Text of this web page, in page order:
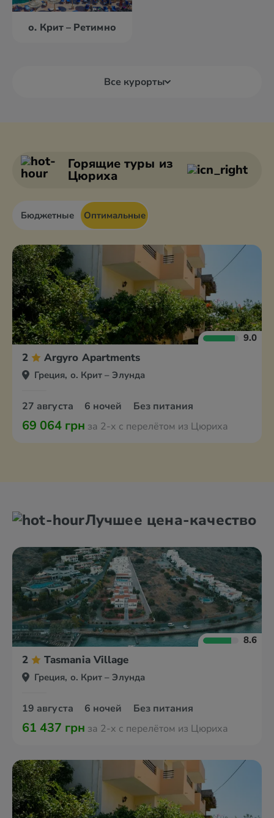
о. Крит – Ретимно
Все курорты
Аттика Волос
Горящие туры из
Цюриха
Бюджетные Оптимальные
9.0
2 Argyro Apartments
Греция, о. Крит – Элунда
27 августа 6 ночей Без питания
69 064 грн за 2-х с перелётом из Цюриха
Лучшее цена-качество
8.6
2 Tasmania Village
Греция, о. Крит – Элунда
19 августа 6 ночей Без питания
61 437 грн за 2-х с перелётом из Цюриха